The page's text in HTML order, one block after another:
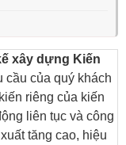
xây dựng Kiến
cầu của quý khách
riêng của kiến
liên tục và công
tăng cao, hiệu